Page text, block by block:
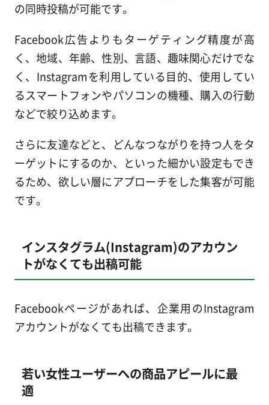
の同時投稿が可能です。
Facebook広告よりもターゲティング精度が高
く、地域、年齢、性別、言語、趣味関心だけでな
く、Instagramを利用している目的、使用してい
るスマートフォンやパソコンの機種、購入の行動
などで絞り込めます。
さらに友達などと、どんなつながりを持つ人をタ
ーゲットにするのか、といった細かい設定もでき
るため、欲しい層にアプローチをした集客が可能
です。
インスタグラム(Instagram)のアカウン
トがなくても出稿可能
Facebookページがあれば、企業用のInstagram
アカウントがなくても出稿できます。
若い女性ユーザーへの商品アピールに最
適